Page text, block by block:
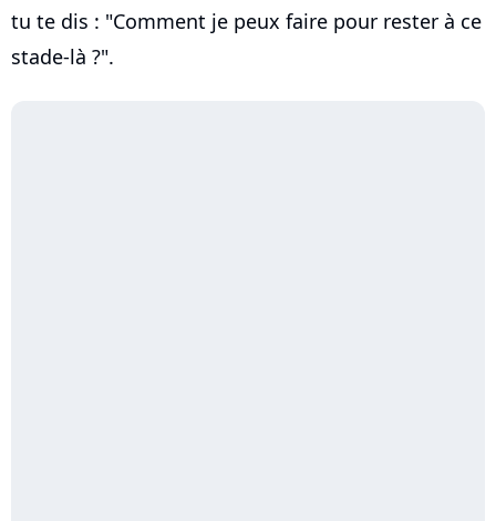
tu te dis : "Comment je peux faire pour rester à ce
stade-là ?".